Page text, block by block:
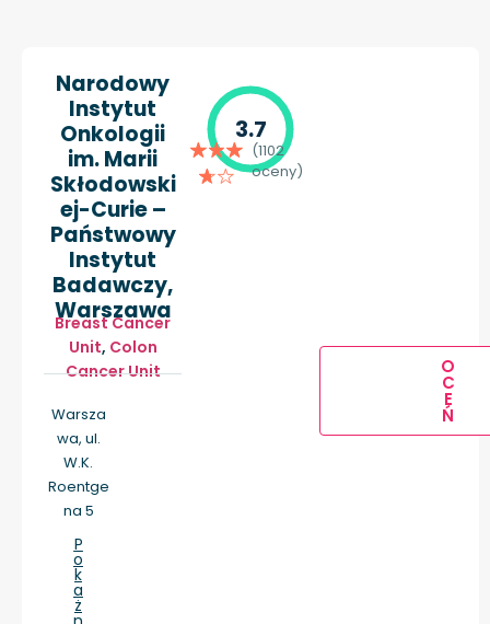
Narodowy
Instytut
Onkologii
im. Marii
Skłodowski
ej-Curie –
Państwowy
Instytut
Badawczy,
Warszawa
Breast Cancer
Unit, Colon
Cancer Unit
Warsza
wa, ul.
W.K.
Roentge
na 5
P
o
k
a
ż
3.7
(1102
oceny)
O
C
E
Ń